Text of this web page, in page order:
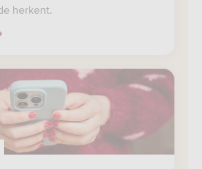
herkent.